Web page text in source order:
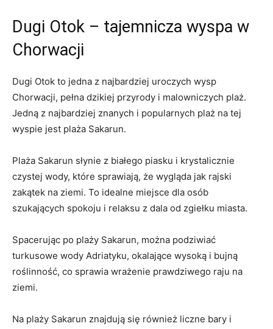
Dugi Otok ⁣– tajemnicza⁣ wyspa w
Chorwacji
Dugi Otok‍ to jedna⁤ z najbardziej uroczych ​wysp‌
Chorwacji, ⁣pełna dzikiej⁤ przyrody i malowniczych ⁣plaż.‌
Jedną z najbardziej znanych i⁢ popularnych ⁣plaż na tej
wyspie jest plaża Sakarun.
Plaża Sakarun słynie z ‍białego piasku ‌i krystalicznie
czystej wody,‍ które ⁣sprawiają, że wygląda ​jak rajski
zakątek na ziemi. To idealne miejsce dla⁤ osób
szukających spokoju i‍ relaksu z dala od zgiełku miasta.
Spacerując po plaży ​Sakarun, można‍ podziwiać
turkusowe​ wody Adriatyku, okalające wysoką i bujną
roślinność, co sprawia wrażenie prawdziwego ‌raju na
ziemi.
Na plaży Sakarun znajdują się również liczne bary i